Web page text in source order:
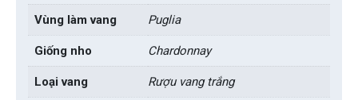
Vùng làm vang Puglia
Giống nho Chardonnay
Loại vang Rượu vang trắng